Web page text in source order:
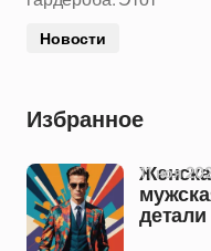
Новости
Избранное
11 ноя